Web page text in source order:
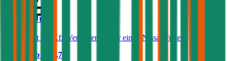
Nissan Juke
Was kostet die Kfz-Versicherung für einen Nissan Juke?
Prämie ab
€ 32,78